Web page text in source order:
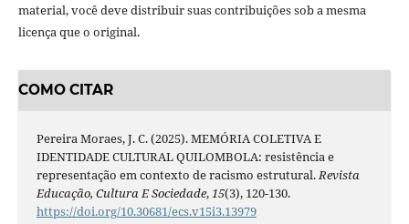
material, você deve distribuir suas contribuições sob a mesma
licença que o original.
COMO CITAR
Pereira Moraes, J. C. (2025). MEMÓRIA COLETIVA E
IDENTIDADE CULTURAL QUILOMBOLA: resistência e
representação em contexto de racismo estrutural.Revista
Educação, Cultura E Sociedade,15(3), 120-130.
https://doi.org/10.30681/ecs.v15i3.13979